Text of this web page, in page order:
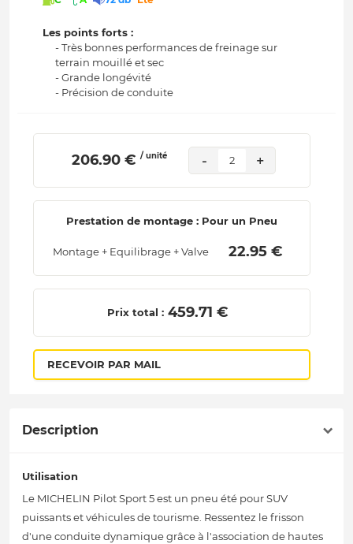
Les points forts :
- Très bonnes performances de freinage sur
terrain mouillé et sec
- Grande longévité
- Précision de conduite
206.90 € / unité - 2 +
Prestation de montage : Pour un Pneu
Montage + Equilibrage + Valve 22.95 €
Prix total : 459.71 €
RECEVOIR PAR MAIL
Description
Utilisation
Le MICHELIN Pilot Sport 5 est un pneu été pour SUV
puissants et véhicules de tourisme. Ressentez le frisson
d'une conduite dynamique grâce à l'association de hautes